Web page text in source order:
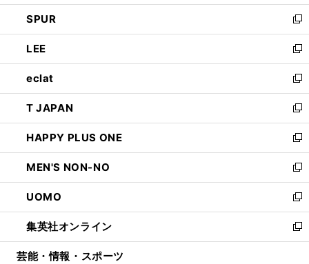
ウ
で
開
く
ン
ド
ウ
で
開
く
ウ
ィ
ン
ド
ウ
で
開
く
し
い
ウ
ィ
ン
ド
ウ
で
開
く
SPUR
新
し
い
ウ
ィ
ン
ド
ウ
で
開
く
LEE
新
し
い
ウ
ィ
ン
ド
ウ
で
開
く
eclat
新
し
い
ウ
ィ
ン
ド
ウ
で
開
く
T JAPAN
新
し
い
ウ
ィ
ン
ド
ウ
で
開
HAPPY PLUS ONE
新
し
い
ウ
ィ
ン
ド
ウ
MEN'S NON-NO
新
し
い
ウ
ィ
ン
UOMO
新
し
い
ウ
集英社オンライン
新
し
芸能・情報・スポーツ